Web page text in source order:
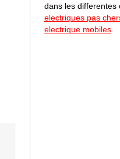
dans les
electriques pas
electrique mobiles